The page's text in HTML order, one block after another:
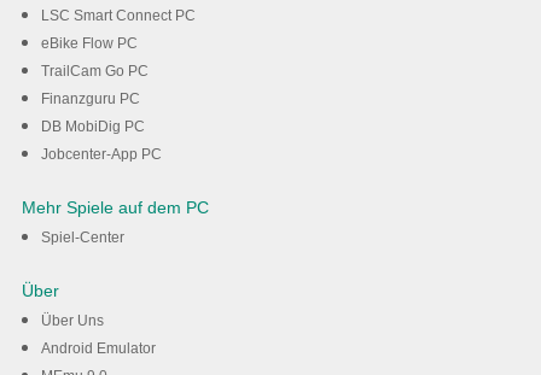
LSC Smart Connect PC
eBike Flow PC
TrailCam Go PC
Finanzguru PC
DB MobiDig PC
Jobcenter-App PC
Mehr Spiele auf dem PC
Spiel-Center
Über
Über Uns
Android Emulator